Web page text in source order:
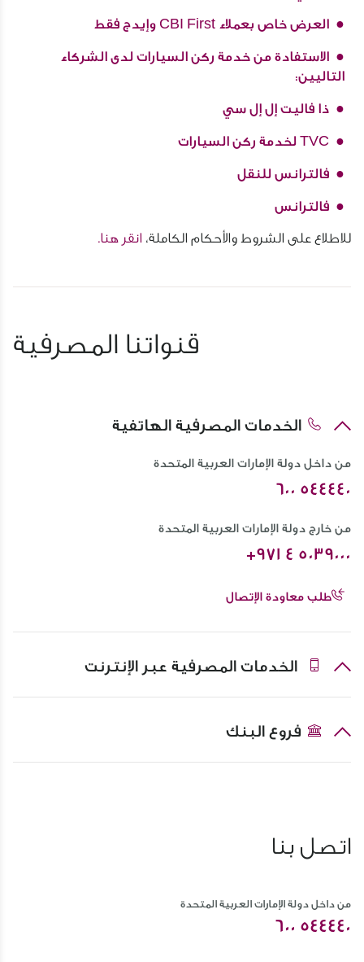
العرض خاص بعملاء CBI First وإيدج فقط
الاستفادة من خدمة ركن السيارات لدى الشركاء
التاليين:
ذا فاليت إل إل سي
TVC لخدمة ركن السيارات
فالترانس للنقل
فالترانس
للاطلاع على الشروط والأحكام الكاملة، انقر هنا.
قنواتنا المصرفية
الخدمات المصرفية الهاتفية
من داخل دولة الإمارات العربية المتحدة
600 544440
من خارج دولة الإمارات العربية المتحدة
+971 4 5039000
طلب معاودة الإتصال
الخدمات المصرفية عبر الإنترنت
فروع البنك
اتصل بنا
من داخل دولة الإمارات العربية المتحدة
600 544440